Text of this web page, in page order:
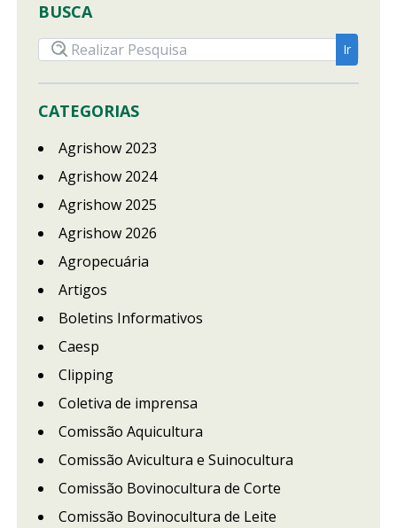
BUSCA
CATEGORIAS
Agrishow 2023
Agrishow 2024
Agrishow 2025
Agrishow 2026
Agropecuária
Artigos
Boletins Informativos
Caesp
Clipping
Coletiva de imprensa
Comissão Aquicultura
Comissão Avicultura e Suinocultura
Comissão Bovinocultura de Corte
Comissão Bovinocultura de Leite